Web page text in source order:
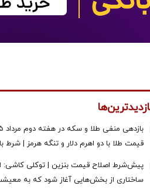
قیمت طلا با دو اهرم دلار و تنگه هرمز | شرط
پیش‌شرط اصلاح قیمت بنزین | توکلی کاشی:
ساختاری از بخش‌هایی آغاز شود که به